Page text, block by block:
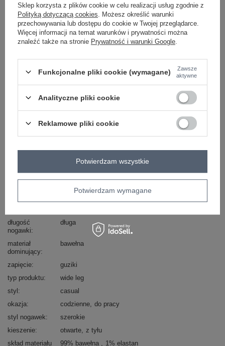
niebieski
ZALOGUJ SIĘ I ZOBACZ CENĘ
Masz pytanie? Chętnie pomożemy.
Zadzwoń+48 601 547 740 Zadaj pytanie
skład materiału : 99% bawełna , 1% elastan
wzór
gładki
wysokość w
wysoki
długość
nogawki
długa
materiał
dominujący
bawełna
zapięcie
guziki
typ produktu
wide leg
styl
casual
okazja
codzienne do pracy
styl nogawek
szerokie
kieszenie
otwarte z tyłu
skład materiału
99% bawełna 1% elastan
Sklep korzysta z plików cookie w celu realizacji usług zgodnie z
Polityką dotyczącą cookies . Możesz określić warunki
przechowywania lub dostępu do cookie w Twojej przeglądarce.
Więcej informacji na temat warunków i prywatności można
znaleźć także na stronie Prywatność i warunki Google
Funkcjonalne pliki cookie (wymagane)
Zawsze
aktywne
Analityczne pliki cookie
Reklamowe pliki cookie
Potwierdzam wymagane
Potwierdzam wszystkie